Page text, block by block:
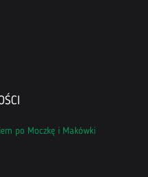
po Moczkę i Makówki